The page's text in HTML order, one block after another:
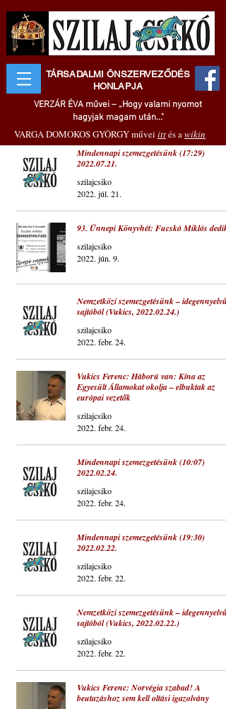
TÁRSADALMI ÖNSZERVEZŐDÉS
HONLAPJA
VERZÁR ÉVA művei – „Hogy valami nyomot
hagyjak magam után..."
VARGA DOMOKOS GYÖRGY művei ittés awikin
Mindennapi szemezgetésünk (17:29)
2022.07.21.
szilajcsiko
2022. júl. 21.
93. Ünnepi Könyvhét: Fucskó Miklós
szilajcsiko
2022. jún. 9.
Nemzetközi szemezgetésünk – idegennyelvű
sajtóból (Vukics, 2022.02.24.)
szilajcsiko
2022. febr. 24.
Vukics Ferenc: Háború van: Kína az
Egyesült Államokat okolja – elbuktak az
európai vezetők
szilajcsiko
2022. febr. 24.
Mindennapi szemezgetésünk (10:07)
2022.02.24.
szilajcsiko
2022. febr. 24.
Mindennapi szemezgetésünk (19:30)
2022.02.22.
szilajcsiko
2022. febr. 22.
Nemzetközi szemezgetésünk – idegennyelvű
sajtóból (Vukics, 2022.02.22.)
szilajcsiko
2022. febr. 22.
Vukics Ferenc: Norvégia szabad! A
beutazáshoz sem kell oltási igazolvány